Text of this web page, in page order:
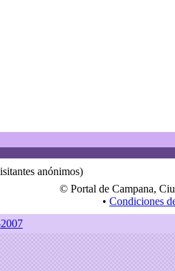
anónimos)
© Portal de Campana,
• Condiciones